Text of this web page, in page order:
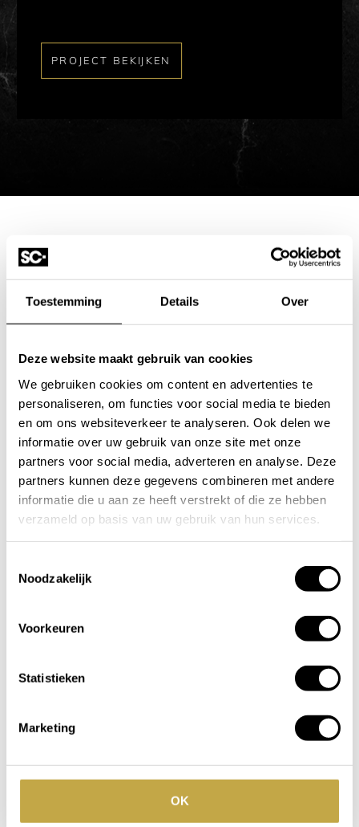
Toestemming Details Over
Deze website maakt gebruik van cookies
We gebruiken cookies om content en advertenties te
personaliseren, om functies voor social media te bieden
en om ons websiteverkeer te analyseren. Ook delen we
informatie over uw gebruik van onze site met onze
partners voor social media, adverteren en analyse. Deze
partners kunnen deze gegevens combineren met andere
informatie die u aan ze heeft verstrekt of die ze hebben
verzameld op basis van uw gebruik van hun services.
Noodzakelijk
Voorkeuren
Statistieken
Marketing
OK
PROJECT BEKIJKEN
Het
daadwerkelijk
realiseren van
uw badkamer
kan op twee
manieren
U wilt alles in één hand houden en laat de